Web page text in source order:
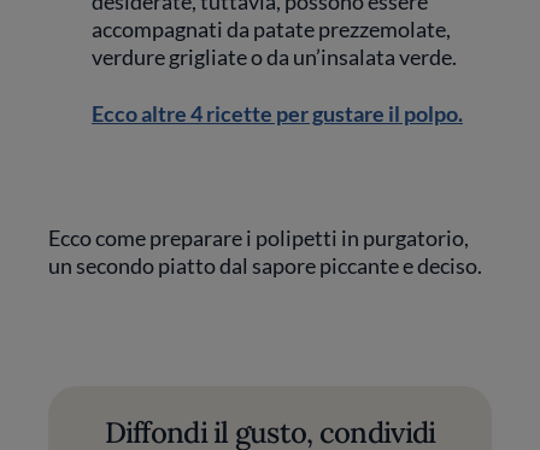
accompagnati da patate prezzemolate,
verdure grigliate o da un’insalata verde.
Ecco altre 4 ricette per gustare il polpo.
Ecco come preparare i polipetti in purgatorio,
un secondo piatto dal sapore piccante e deciso.
Diffondi il gusto, condividi